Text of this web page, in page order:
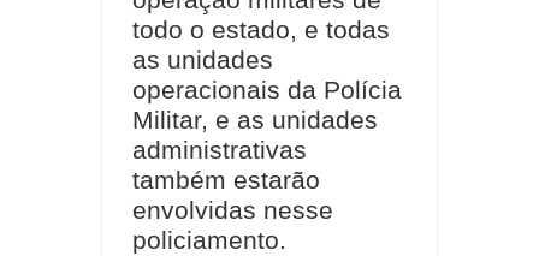
todo o estado, e todas
as unidades
operacionais da Polícia
Militar, e as unidades
administrativas
também estarão
envolvidas nesse
policiamento.